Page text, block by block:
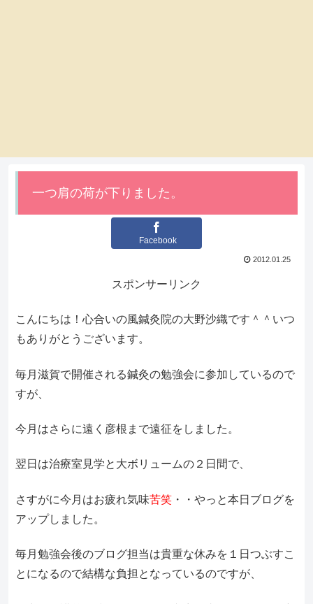
一つ肩の荷が下りました。
Facebook
2012.01.25
スポンサーリンク
こんにちは！心合いの風鍼灸院の大野沙織です＾＾いつ
もありがとうございます。
毎月滋賀で開催される鍼灸の勉強会に参加しているので
すが、
今月はさらに遠く彦根まで遠征をしました。
翌日は治療室見学と大ボリュームの２日間で、
さすがに今月はお疲れ気味苦笑 ・・やっと本日ブログを
アップしました。
毎月勉強会後のブログ担当は貴重な休みを１日つぶすこ
とになるので結構な負担となっているのですが、